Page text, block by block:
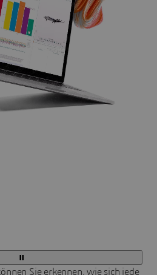
Sie erkennen, wie sich jede